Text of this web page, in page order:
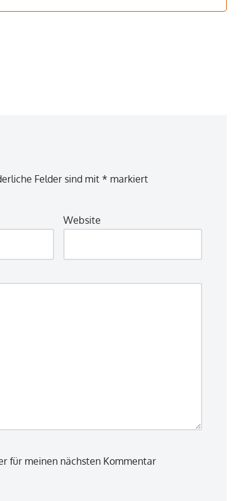
Felder sind mit* markiert
Website
für meinen nächsten Kommentar